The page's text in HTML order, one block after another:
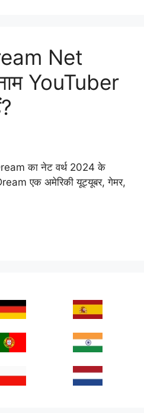
Net
YouTuber
का नेट वर्थ 2024 के
एक अमेरिकी यूट्यूबर, गेमर,